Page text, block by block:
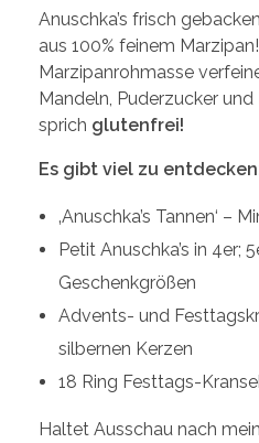
Anuschka’s frisch
aus 100% feinem
Marzipanrohmasse
Mandeln, Puderzucker und
sprich glutenfrei!
Es gibt viel zu
‚Anuschka’s Tannen‘ –
Petit Anuschka’s in 4er;
Geschenkgrößen
Advents- und
silbernen Kerzen
18 Ring Festtags-
Haltet Ausschau nach